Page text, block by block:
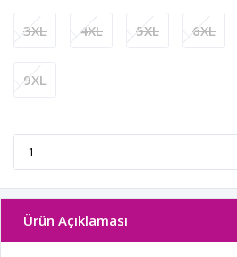
3XL 4XL 5XL 6XL
9XL
Ürün Açıklaması